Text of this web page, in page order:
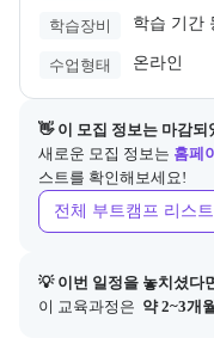
학습장비 학습 기간
수업형태 온라인
👋 이 모집 정보는 마감되
새로운 모집 정보는 홈페
스트를 확인해보세요!
전체 부트캠프 리스트
💡 이번 일정을 놓치셨다
이 교육과정은 약 2~3개